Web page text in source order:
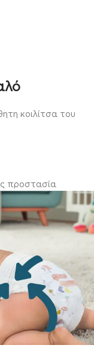
κοιλίτσα του
προστασία